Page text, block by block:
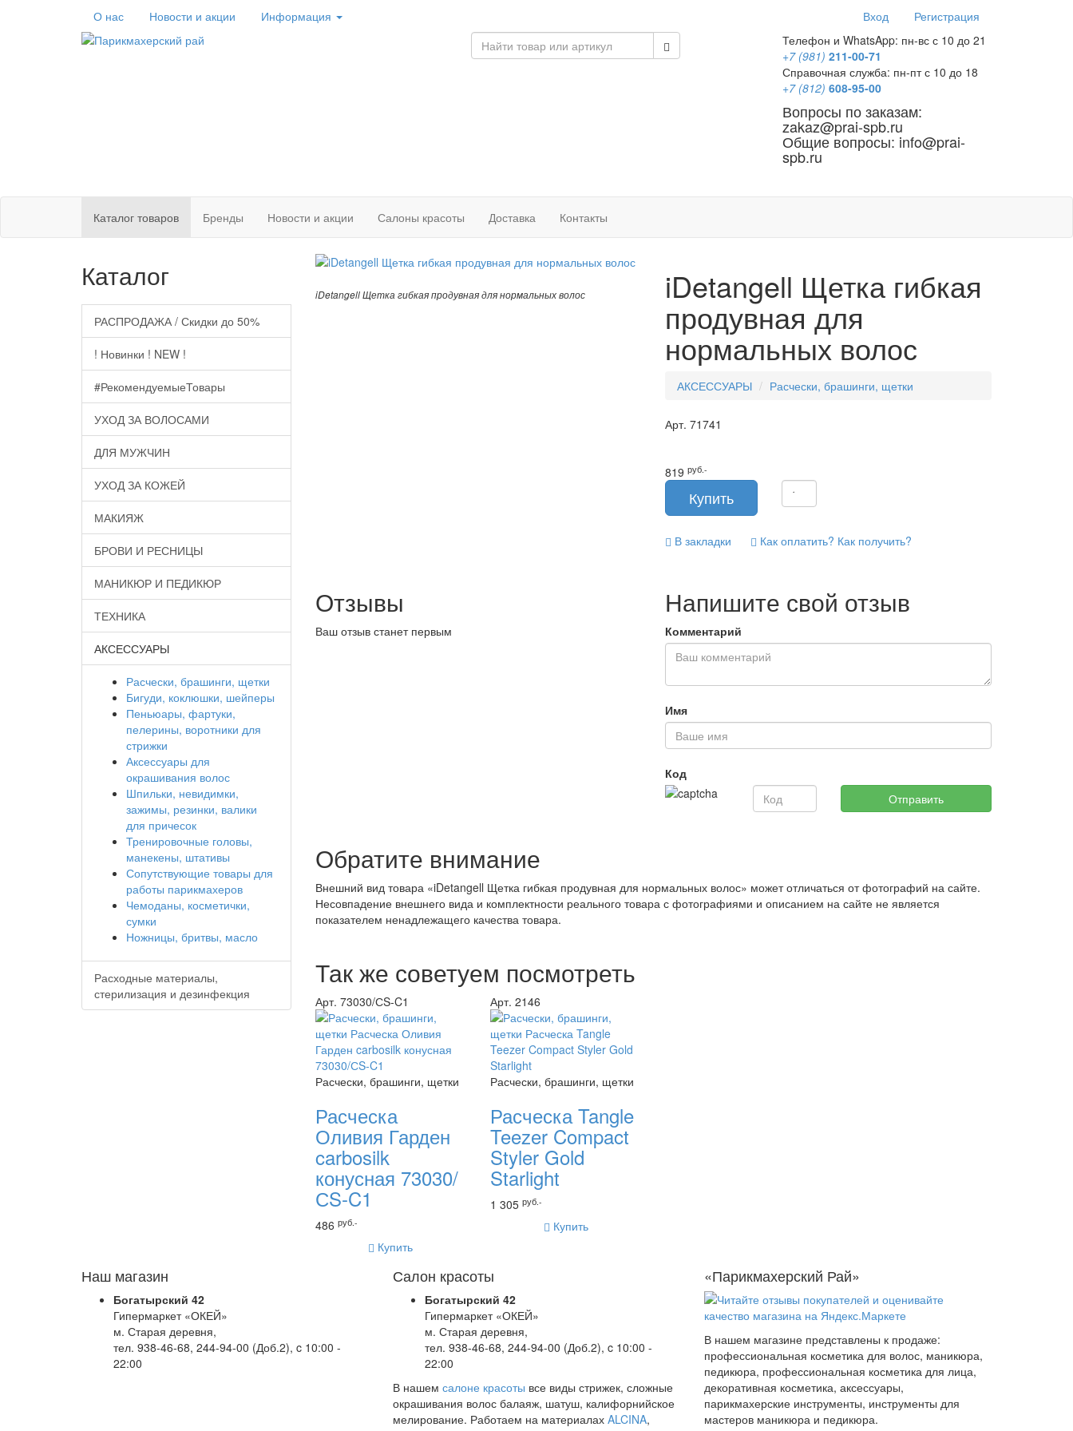
О нас Новости и акции Информация Вход
Регистрация
Телефон и WhatsApp: пн-вс с 10 до 21
+7 (981) 211-00-71
Справочная служба: пн-пт с 10 до 18
+7 (812) 608-95-00
Вопросы по заказам:
zakaz@prai-spb.ru
Общие вопросы: info@prai-
spb.ru
Каталог товаров Бренды Новости и акции Салоны красоты Доставка Контакты
iDetangell Щетка гибкая продувная для нормальных волос iDetangell Щетка гибкая
продувная для
нормальных волос
АКСЕССУАРЫ Расчески, брашинги, щетки
Арт.71741
819руб.-
В закладки Как оплатить? Как получить?
Отзывы
Ваш отзыв станет первым
Напишите свой отзыв
Комментарий
Имя
Код
Обратите внимание
Внешний вид товара «iDetangell Щетка гибкая продувная для нормальных волос» может отличаться от фотографий на сайте.
Несовпадение внешнего вида и комплектности реального товара с фотографиями и описанием на сайте не является
показателем ненадлежащего качества товара.
Так же советуем посмотреть
Арт. 73030/СS-C1
Расчески, брашинги, щетки
Расческа
Оливия Гарден
carbosilk
конусная 73030/
СS-C1
486 руб.-
Купить
Арт. 2146
Расчески, брашинги, щетки
Расческа Tangle
Teezer Compact
Styler Gold
Starlight
1 305 руб.-
Купить
Каталог
РАСПРОДАЖА / Скидки до 50%
! Новинки ! NEW !
#РекомендуемыеТовары
УХОД ЗА ВОЛОСАМИ
ДЛЯ МУЖЧИН
УХОД ЗА КОЖЕЙ
МАКИЯЖ
БРОВИ И РЕСНИЦЫ
МАНИКЮР И ПЕДИКЮР
ТЕХНИКА
АКСЕССУАРЫ
Расчески, брашинги, щетки
Бигуди, коклюшки, шейперы
Пеньюары, фартуки,
пелерины, воротники для
стрижки
Аксессуары для
окрашивания волос
Шпильки, невидимки,
зажимы, резинки, валики
для причесок
Тренировочные головы,
манекены, штативы
Сопутствующие товары для
работы парикмахеров
Чемоданы, косметички,
сумки
Ножницы, бритвы, масло
Расходные материалы,
стерилизация и дезинфекция
Наш магазин
Богатырский 42
Гипермаркет «ОКЕЙ»
м. Старая деревня,
тел. 938-46-68, 244-94-00 (Доб.2), c 10:00 -
22:00
Салон красоты
Богатырский 42
Гипермаркет «ОКЕЙ»
м. Старая деревня,
тел. 938-46-68, 244-94-00 (Доб.2), c 10:00 -
22:00
В нашем салоне красоты все виды стрижек, сложные
окрашивания волос балаяж, шатуш, калифорнийское
мелирование. Работаем на материалах ALCINA,
«Парикмахерский Рай»
В нашем магазине представлены к продаже:
профессиональная косметика для волос, маникюра,
педикюра, профессиональная косметика для лица,
декоративная косметика, аксессуары,
парикмахерские инструменты, инструменты для
мастеров маникюра и педикюра.